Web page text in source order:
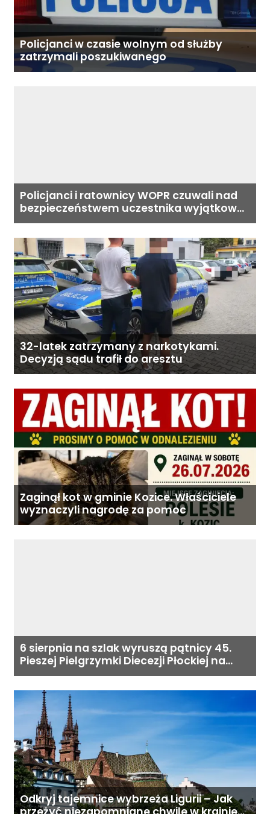
Policjanci w czasie wolnym od służby
zatrzymali poszukiwanego
Policjanci i ratownicy WOPR czuwali nad
bezpieczeństwem uczestnika wyjątkowej
wyprawy
32-latek zatrzymany z narkotykami.
Decyzją sądu trafił do aresztu
Zaginął kot w gminie Kozice. Właściciele
wyznaczyli nagrodę za pomoc
6 sierpnia na szlak wyruszą pątnicy 45.
Pieszej Pielgrzymki Diecezji Płockiej na
Jasną Górę
Odkryj tajemnice wybrzeża Ligurii – Jak